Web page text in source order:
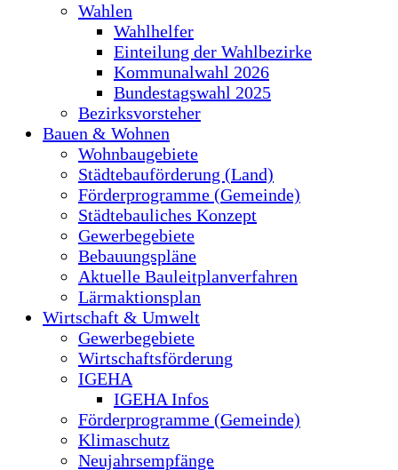
Wahlen
Wahlhelfer
Einteilung der Wahlbezirke
Kommunalwahl 2026
Bundestagswahl 2025
Bezirksvorsteher
Bauen & Wohnen
Wohnbaugebiete
Städtebauförderung (Land)
Förderprogramme (Gemeinde)
Städtebauliches Konzept
Gewerbegebiete
Bebauungspläne
Aktuelle Bauleitplanverfahren
Lärmaktionsplan
Wirtschaft & Umwelt
Gewerbegebiete
Wirtschaftsförderung
IGEHA
IGEHA Infos
Förderprogramme (Gemeinde)
Klimaschutz
Neujahrsempfänge